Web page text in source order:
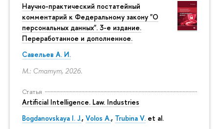
Научно-практический постатейный
комментарий к Федеральному закону "О
персональных данных". 3-е издание.
Переработанное и дополненное.
Савельев А. И.
М.: Статут, 2026.
Статья
Artificial Intelligence. Law. Industries
Bogdanovskaya I. J., Volos A., Trubina V. et al.